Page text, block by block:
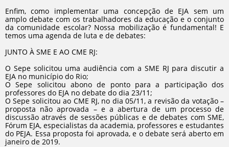
Enfim, como implementar uma concepção de EJA sem um
amplo debate com os trabalhadores da educação e o conjunto
da comunidade escolar? Nossa mobilização é fundamental! E
temos uma agenda de luta e de debates:
JUNTO À SME E AO CME RJ:
O Sepe solicitou uma audiência com a SME RJ para discutir a
EJA no município do Rio;
O Sepe solicitou abono de ponto para a participação dos
professores do EJA no debate do dia 23/11;
O Sepe solicitou ao CME RJ, no dia 05/11, a revisão da votação –
proposta não aprovada – e a abertura de um processo de
discussão através de sessões públicas e de debates com SME,
Fórum EJA, especialistas da academia, professores e estudantes
do PEJA. Essa proposta foi aprovada, e o debate será aberto em
janeiro de 2019.